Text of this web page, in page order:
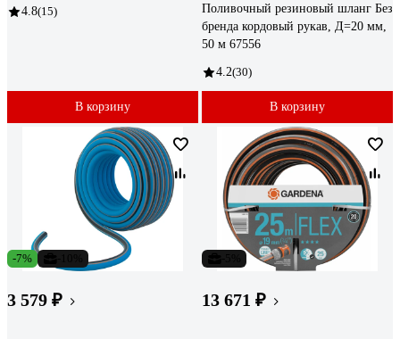
4.8(15)
В корзину
Поливочный резиновый шланг Без
бренда кордовый рукав, Д=20 мм,
50 м 67556
4.2(30)
В корзину
-7%
3 579 ₽ 13 671 ₽